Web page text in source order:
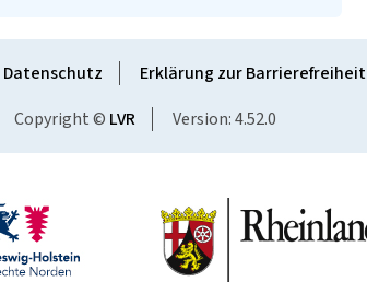
Datenschutz Erklärung zur Barrierefreiheit
Copyright © LVR Version: 4.52.0